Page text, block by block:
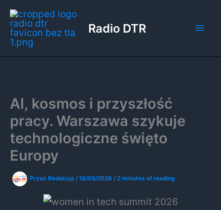
Przejdź
do
treści
Radio DTR
AI, kosmos i przyszłość
pracy. Warszawa szykuje
technologiczne święto
Europy
Przez Redakcja /18/05/2026 /2 minutes of reading